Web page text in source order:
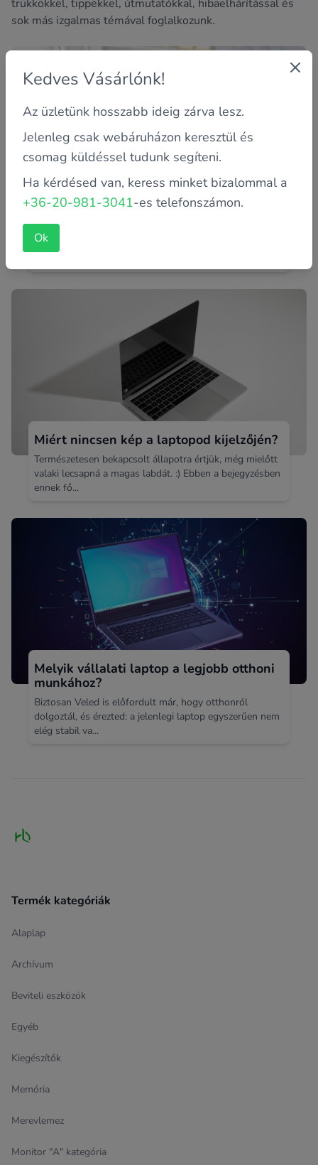
trükkökkel, tippekkel, útmutatókkal, hibaelhárítással és
sok más izgalmas témával foglalkozunk.
Felújított laptop vagy új, belépő szintű
modell? Melyik éri meg jobban?
Ismerős az érzés, amikor laptopot keresel, de nem tudod
eldönteni, hogy egy új, belépő szintű gépet válassz, vagy
Miért nincsen kép a laptopod kijelzőjén?
Természetesen bekapcsolt állapotra értjük, még mielőtt
valaki lecsapná a magas labdát. :) Ebben a bejegyzésben
ennek fő...
Melyik vállalati laptop a legjobb otthoni
munkához?
Biztosan Veled is előfordult már, hogy otthonról
dolgoztál, és érezted: a jelenlegi laptop egyszerűen nem
elég stabil va...
Termék kategóriák
Alaplap
Archívum
Beviteli eszközök
Egyéb
Kiegészítők
Memória
Merevlemez
Monitor "A" kategória
Kedves Vásárlónk!
Az üzletünk hosszabb ideig zárva lesz.
Jelenleg csak webáruházon keresztül és
csomag küldéssel tudunk segíteni.
Ha kérdésed van, keress minket bizalommal a
+36-20-981-3041-es telefonszámon.
Ok